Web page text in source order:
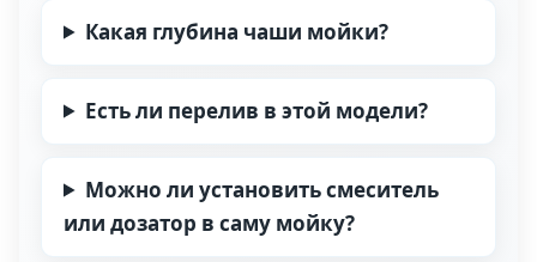
Какая глубина чаши мойки?
Есть ли перелив в этой модели?
Можно ли установить смеситель
или дозатор в саму мойку?